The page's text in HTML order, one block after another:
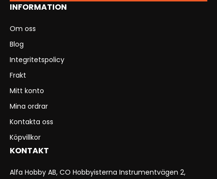
INFORMATION
Om oss
Blog
Integritetspolicy
Frakt
Mitt konto
Mina ordrar
Kontakta oss
Köpvillkor
KONTAKT
Alfa Hobby AB, CO Hobbyisterna Instrumentvägen 2,